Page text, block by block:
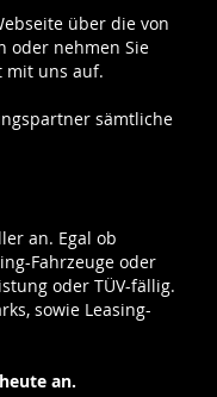
über die von
oder nehmen Sie
mit uns auf.
sämtliche
an. Egal ob
Fahrzeuge oder
oder TÜV-fällig.
sowie Leasing-
an.